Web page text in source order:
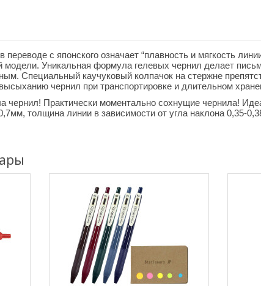
переводе с японского означает “плавность и мягкость
модели. Уникальная формула гелевых чернил делает
Специальный каучуковый колпачок на стержне
чернил при транспортировке и длительном
чернил! Практически моментально сохнущие чернила!
толщина линии в зависимости от угла наклона 0,35-